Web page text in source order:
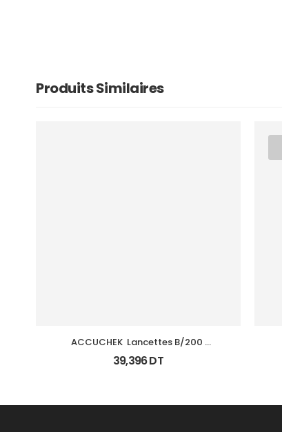
Produits Similaires
ACCUCHEK  Lancettes B/200
(Prochidia)
39,396DT